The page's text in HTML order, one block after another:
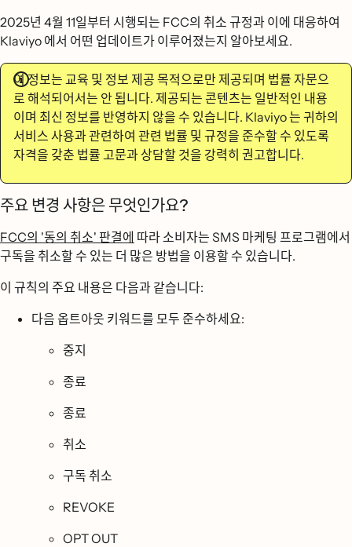
2025년 4월 11일부터 시행되는 FCC의 취소 규정과 이에 대응하여
Klaviyo 에서 어떤 업데이트가 이루어졌는지 알아보세요.
이 정보는 교육 및 정보 제공 목적으로만 제공되며 법률 자문으
로 해석되어서는 안 됩니다. 제공되는 콘텐츠는 일반적인 내용
이며 최신 정보를 반영하지 않을 수 있습니다. Klaviyo 는 귀하의
서비스 사용과 관련하여 관련 법률 및 규정을 준수할 수 있도록
자격을 갖춘 법률 고문과 상담할 것을 강력히 권고합니다.
주요 변경 사항은 무엇인가요?
FCC의 '동의 취소' 판결에 따라 소비자는 SMS 마케팅 프로그램에서
구독을 취소할 수 있는 더 많은 방법을 이용할 수 있습니다.
이 규칙의 주요 내용은 다음과 같습니다:
다음 옵트아웃 키워드를 모두 준수하세요:
중지
종료
종료
취소
구독 취소
REVOKE
OPT OUT